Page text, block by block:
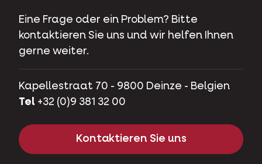
Eine Frage oder ein Problem? Bitte
kontaktieren Sie uns und wir helfen Ihnen
gerne weiter.
Kapellestraat 70 - 9800 Deinze - Belgien
Tel +32 (0)9 381 32 00
Kontaktieren Sie uns